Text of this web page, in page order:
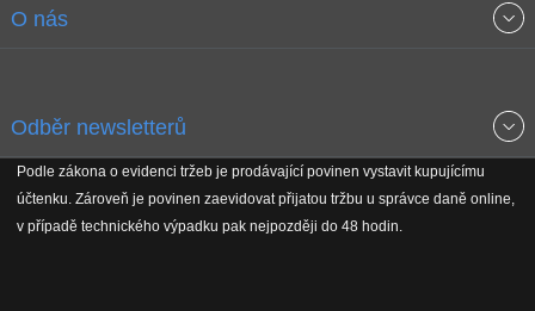
Obchodní podmínky
Reklamační řád
O nás
Koho podporujeme
Odběr newsletterů
Získejte přehled o novinkách, slevách, akčním zboží a upozornění
na nové články v magazínu!
Podle zákona o evidenci tržeb je prodávající povinen vystavit kupujícímu
účtenku. Zároveň je povinen zaevidovat přijatou tržbu u správce daně online,
v případě technického výpadku pak nejpozději do 48 hodin.